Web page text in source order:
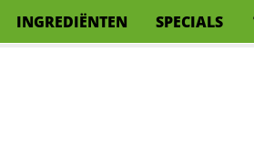
INGREDIËNTEN SPECIALS